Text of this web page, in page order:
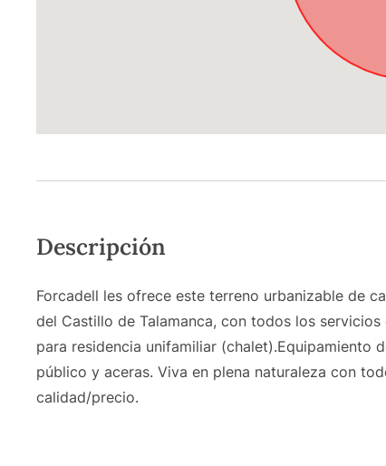
Descripción
Forcadell les ofrece este terreno urbanizable de
del Castillo de Talamanca, con todos los
para residencia unifamiliar (chalet).Equipamiento
público y aceras. Viva en plena naturaleza con
calidad/precio.